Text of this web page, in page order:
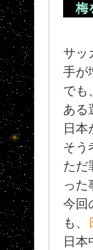
梅
サッ
手が
でも
ある
日本
そう
ただ
った
今回
も、
日